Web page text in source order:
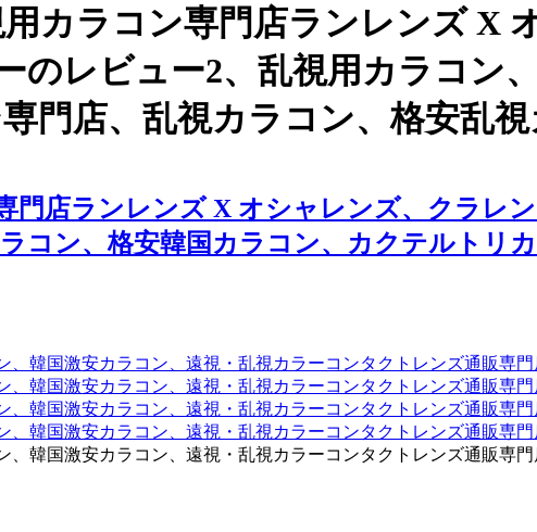
カラコン専門店ランレンズ X
のレビュー2、乱視用カラコン
門店、乱視カラコン、格安乱視
店ランレンズ X オシャレンズ、クラレ
コン、格安韓国カラコン、カクテルトリ
韓国激安カラコン、遠視・乱視カラーコンタクトレンズ通販専
韓国激安カラコン、遠視・乱視カラーコンタクトレンズ通販専門
韓国激安カラコン、遠視・乱視カラーコンタクトレンズ通販専
韓国激安カラコン、遠視・乱視カラーコンタクトレンズ通販専
韓国激安カラコン、遠視・乱視カラーコンタクトレンズ通販専